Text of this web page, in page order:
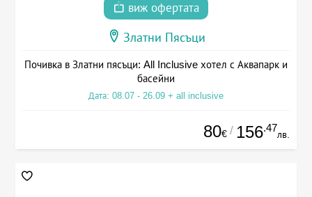
виж офертата
Златни Пясъци
Почивка в Златни пясъци: All Inclusive хотел с Аквапарк и
басейни
Дата: 08.07 - 26.09 + all inclusive
80€ / 156.47
лв.